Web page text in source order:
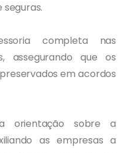
completa nas
assegurando que os
em acordos
orientação sobre a
as empresas a